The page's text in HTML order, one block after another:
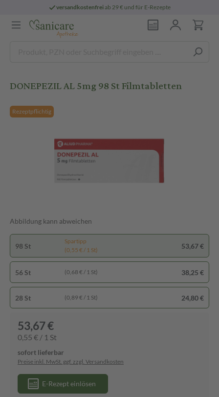
versandkostenfreiab 29 € und für E-Rezepte
DONEPEZIL AL 5mg 98 St Filmtabletten
Rezeptpflichtig
Abbildung kann abweichen
98 St
Spartipp
(0,55 € / 1 St)
53,67 €
56 St (0,68 € / 1 St) 38,25 €
28 St (0,89 € / 1 St) 24,80 €
53,67 €
0,55 € / 1 St
sofort lieferbar
Preise inkl. MwSt. ggf. zzgl. Versandkosten
E-Rezept einlösen